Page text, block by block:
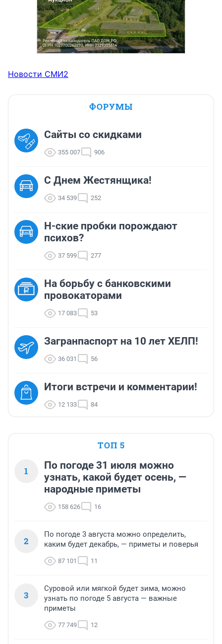
Новости СМИ2
ФОРУМЫ
Сайты со скидками
355 007 906
С Днем Жестянщика!
34 539 252
Н-ские пробки порождают
психов?
37 599 277
На борьбу с банковскими
провокаторами
17 083 53
Загранпаспорт на 10 лет ХЕЛП!
36 031 56
Итоги встречи и комментарии!
12 133 84
ТОП 5
1
По погоде 31 июля можно
узнать, какой будет осень, —
народные приметы
158 626 16
2
По погоде 3 августа можно определить,
каким будет декабрь, — приметы и поверья
87 101 11
3
Суровой или мягкой будет зима, можно
узнать по погоде 5 августа — важные
приметы
77 749 12